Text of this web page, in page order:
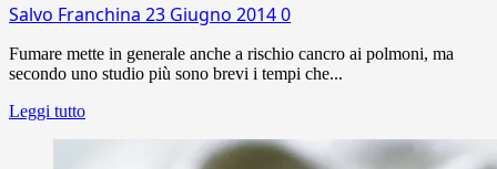
Salvo Franchina 23 Giugno 20140
Fumare mette in generale anche a rischio cancro ai polmoni, ma
secondo uno studio più sono brevi i tempi che...
Leggi tutto